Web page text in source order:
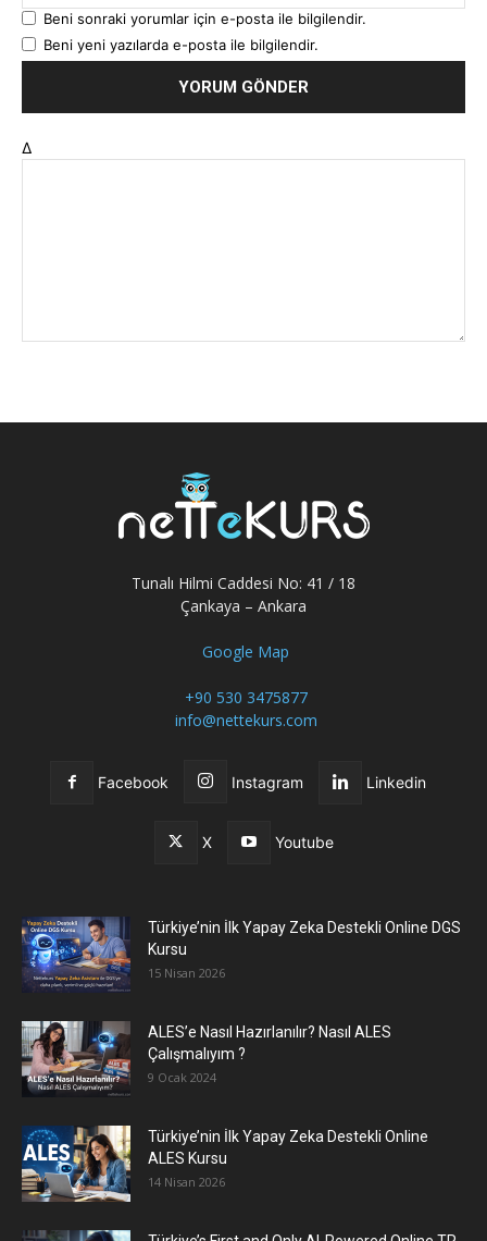
Beni sonraki yorumlar için e-posta ile bilgilendir.
Beni yeni yazılarda e-posta ile bilgilendir.
Δ
Tunalı Hilmi Caddesi No: 41 / 18
Çankaya – Ankara
Google Map
+90 530 3475877
info@nettekurs.com
Facebook Instagram Linkedin
X Youtube
Türkiye’nin İlk Yapay Zeka Destekli Online DGS
Kursu
15 Nisan 2026
ALES’e Nasıl Hazırlanılır? Nasıl ALES
Çalışmalıyım ?
9 Ocak 2024
Türkiye’nin İlk Yapay Zeka Destekli Online
ALES Kursu
14 Nisan 2026